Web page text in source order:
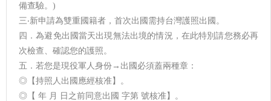
備查驗。)
三‧新申請為雙重國籍者，首次出國需持台灣護照出國。
四．為避免出國當天出現無法出境的情況，在此特別請您務必再
次檢查、確認您的護照。
五．若您是現役軍人身份→出國必須蓋兩種章：
◎【持照人出國應經核准】。
◎【 年 月 日之前同意出國 字第 號核准】。